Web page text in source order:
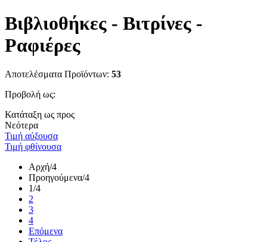
Βιβλιοθήκες - Βιτρίνες -
Ραφιέρες
Αποτελέσματα Προϊόντων: 53
Προβολή ως:
Κατάταξη ως προς
Νεότερα
Τιμή αύξουσα
Τιμή φθίνουσα
Αρχή/4
Προηγούμενα/4
1/4
2
3
4
Επόμενα